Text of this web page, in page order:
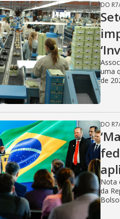
DO R7/
uma
de
DO R7/
Nota
da